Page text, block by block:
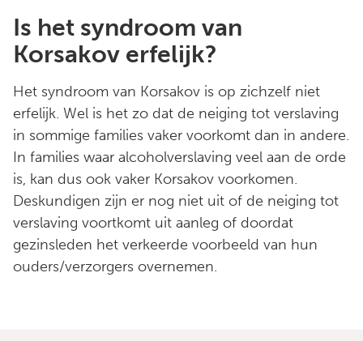
Is het syndroom van
Korsakov erfelijk?
Het syndroom van Korsakov is op zichzelf niet
erfelijk. Wel is het zo dat de neiging tot verslaving
in sommige families vaker voorkomt dan in andere.
In families waar alcoholverslaving veel aan de orde
is, kan dus ook vaker Korsakov voorkomen.
Deskundigen zijn er nog niet uit of de neiging tot
verslaving voortkomt uit aanleg of doordat
gezinsleden het verkeerde voorbeeld van hun
ouders/verzorgers overnemen.